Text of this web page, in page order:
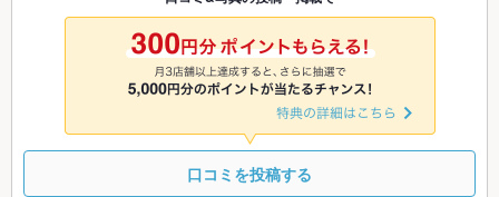
9/6
◎ ◎ ◎ ◎
口コミを投稿する